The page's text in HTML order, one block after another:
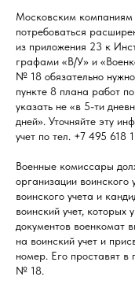
Московским компаниям
потребоваться
из приложения 23 к
графами «В/У» и
№ 18 обязательно
пункте 8 плана работ
указать не «в 5-ти
дней». Уточняйте эту
учет по тел. +7 495 618
Военные комиссары
организации воинского
воинского учета и
воинский учет, которых
документов военкомат
на воинский учет и
номер. Его проставят в
№ 18.